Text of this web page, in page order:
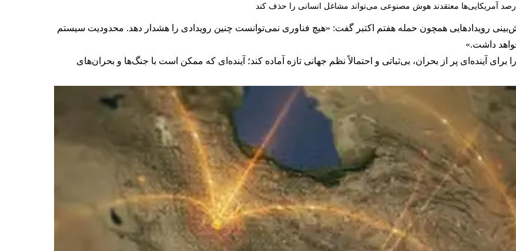
رویدادهایی همچون حمله هفتم اکتبر گفت: «هیچ فناوری نمی‌توانست چنین رویدادی را هشدار دهد. محدودیت سیستم
داشت.»
آینده‌ای پر از بحران، بی‌ثباتی و احتمالاً نظم جهانی تازه آماده کند؛ آینده‌ای که ممکن است با جنگ‌ها و بحران‌های